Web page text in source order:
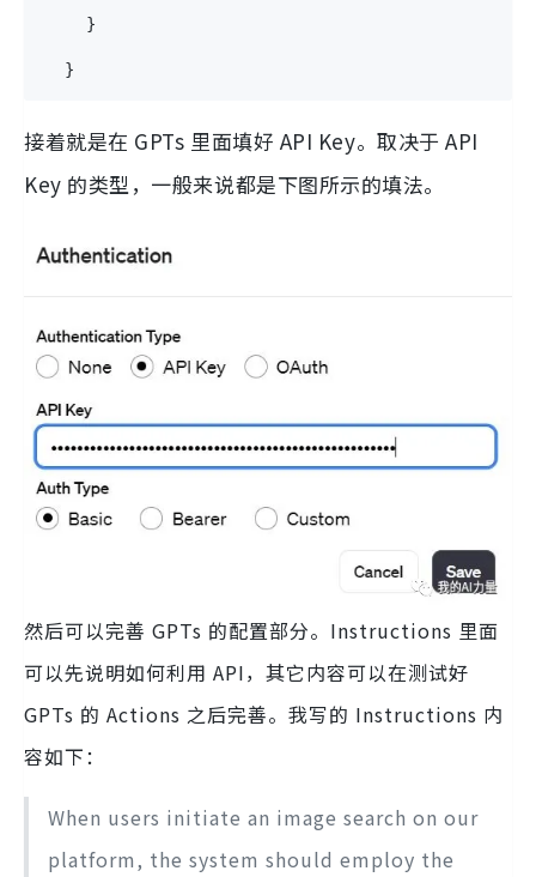
    }
  }
接着就是在 GPTs 里面填好 API Key。取决于 API
Key 的类型，一般来说都是下图所示的填法。
然后可以完善 GPTs 的配置部分。Instructions 里面
可以先说明如何利用 API，其它内容可以在测试好
GPTs 的 Actions 之后完善。我写的 Instructions 内
容如下：
When users initiate an image search on our
platform, the system should employ the